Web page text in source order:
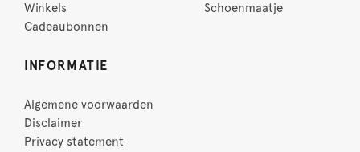
Winkels
Cadeaubonnen
Schoenmaatje
INFORMATIE
Algemene voorwaarden
Disclaimer
Privacy statement